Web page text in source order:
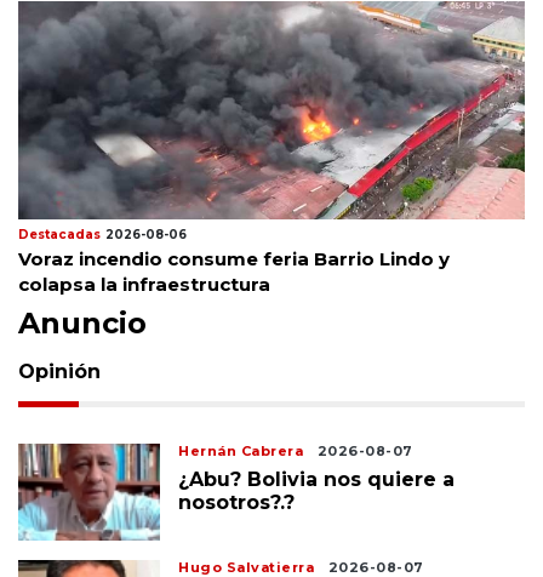
Destacadas 2026-08-06
Voraz incendio consume feria Barrio Lindo y
colapsa la infraestructura
Anuncio
Opinión
Hernán Cabrera 2026-08-07
¿Abu? Bolivia nos quiere a
nosotros?.?
Hugo Salvatierra 2026-08-07